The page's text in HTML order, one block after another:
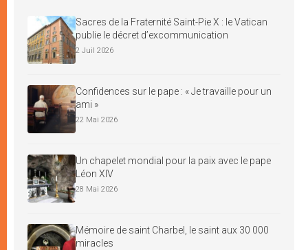
Sacres de la Fraternité Saint-Pie X : le Vatican
publie le décret d’excommunication
2 Juil 2026
Confidences sur le pape : « Je travaille pour un
ami »
22 Mai 2026
Un chapelet mondial pour la paix avec le pape
Léon XIV
28 Mai 2026
Mémoire de saint Charbel, le saint aux 30 000
miracles